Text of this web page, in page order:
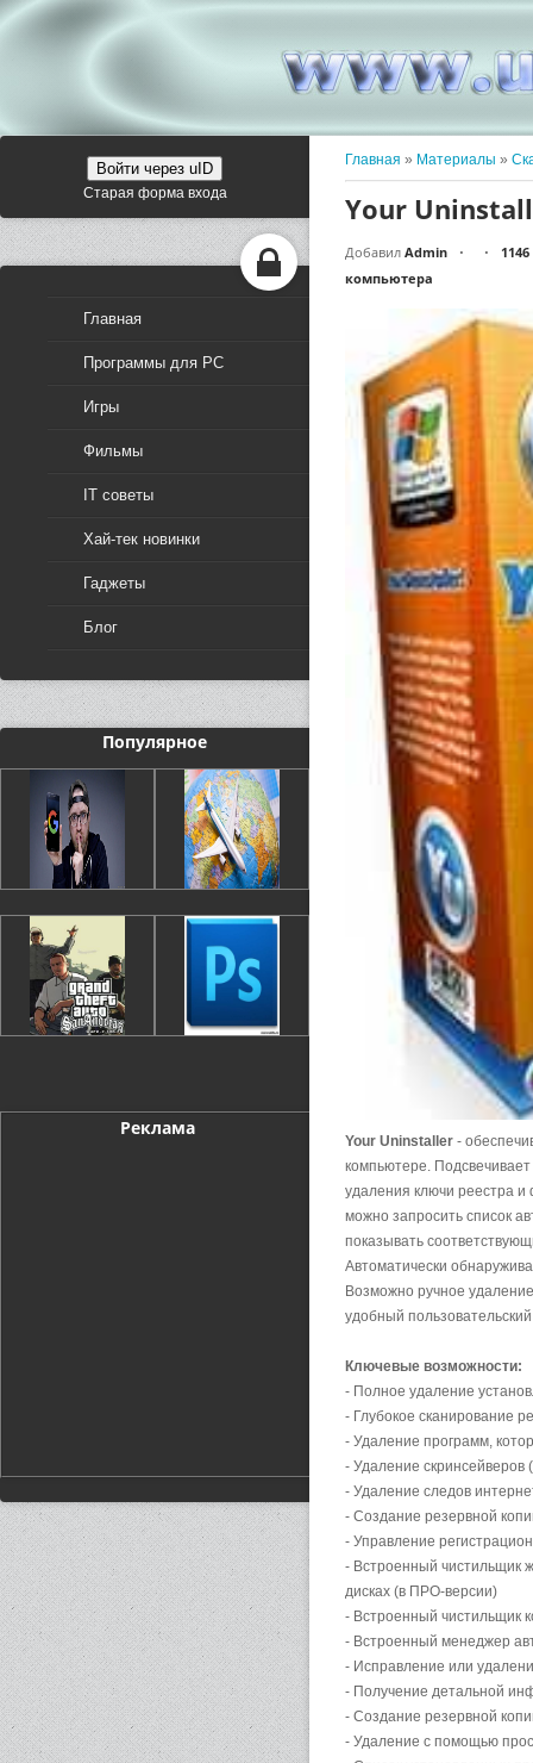
Войти через uID
Старая форма входа
Главная
Программы для PC
Игры
Фильмы
IT советы
Хай-тек новинки
Гаджеты
Блог
Популярное
Реклама
Главная » Материалы »
Your
Добавил Admin • •
компьютера
Your Uninstaller -
компьютере.
удаления ключи реестра
можно запросить список
показывать
Автоматически
Возможно ручное
удобный
Ключевые возможности:
- Полное удаление
- Глубокое сканирование
- Удаление программ,
- Удаление скринсейверов
- Удаление следов
- Создание резервной
- Управление
- Встроенный чистильщик
дисках (в ПРО-версии)
- Встроенный чистильщик
- Встроенный менеджер
- Исправление или
- Получение детальной
- Создание резервной
- Удаление с помощью